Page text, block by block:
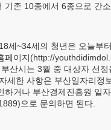
기존 10종에서 6종으로 간소
세~34세의 청년은 오늘부
페이지(http://
산시는 3월 중 대상자 선
세한 사항은 부산일자리정
하거나 부산경제진흥원 일
으로 문의하면 된다.